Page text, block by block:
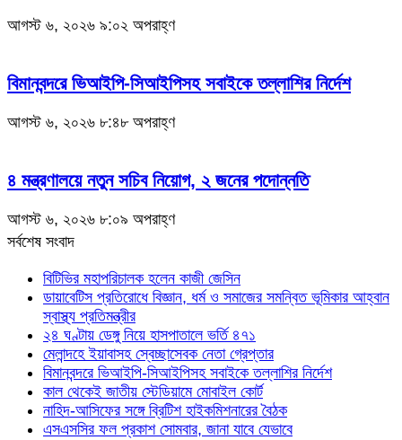
আগস্ট ৬, ২০২৬ ৯:০২ অপরাহ্ণ
বিমানবন্দরে ভিআইপি-সিআইপিসহ সবাইকে তল্লাশির নির্দেশ
আগস্ট ৬, ২০২৬ ৮:৪৮ অপরাহ্ণ
৪ মন্ত্রণালয়ে নতুন সচিব নিয়োগ, ২ জনের পদোন্নতি
আগস্ট ৬, ২০২৬ ৮:০৯ অপরাহ্ণ
সর্বশেষ সংবাদ
বিটিভির মহাপরিচালক হলেন কাজী জেসিন
ডায়াবেটিস প্রতিরোধে বিজ্ঞান, ধর্ম ও সমাজের সমন্বিত ভূমিকার আহ্বান
স্বাস্থ্য প্রতিমন্ত্রীর
২৪ ঘণ্টায় ডেঙ্গু নিয়ে হাসপাতালে ভর্তি ৪৭১
মেলান্দহে ইয়াবাসহ স্বেচ্ছাসেবক নেতা গ্রেপ্তার
বিমানবন্দরে ভিআইপি-সিআইপিসহ সবাইকে তল্লাশির নির্দেশ
কাল থেকেই জাতীয় স্টেডিয়ামে মোবাইল কোর্ট
নাহিদ-আসিফের সঙ্গে ব্রিটিশ হাইকমিশনারের বৈঠক
এসএসসির ফল প্রকাশ সোমবার, জানা যাবে যেভাবে